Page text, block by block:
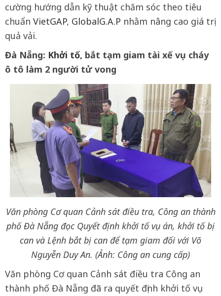
cường hướng dẫn kỹ thuật chăm sóc theo tiêu
chuẩn VietGAP, GlobalG.A.P nhằm nâng cao giá trị
quả vải.
Đà Nẵng: Khởi tố, bắt tạm giam tài xế vụ cháy
ô tô làm 2 người tử vong
Văn phòng Cơ quan Cảnh sát điều tra, Công an thành
phố Đà Nẵng đọc Quyết định khởi tố vụ án, khởi tố bị
can và Lệnh bắt bị can để tạm giam đối với Võ
Nguyễn Duy An. (Ảnh: Công an cung cấp)
Văn phòng Cơ quan Cảnh sát điều tra Công an
thành phố Đà Nẵng đã ra quyết định khởi tố vụ